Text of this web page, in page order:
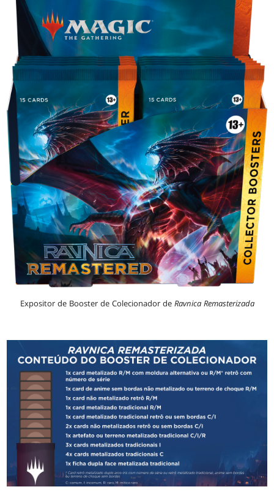
Expositor de Booster de Colecionador de Ravnica Remasterizada